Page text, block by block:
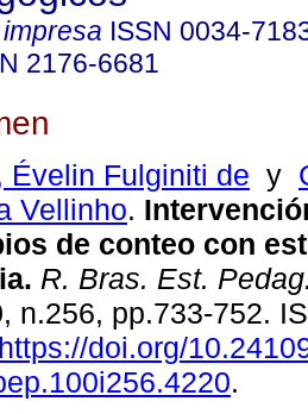
ISSN 0034-
2176-6681
Évelin Fulginiti de y
Vellinho.
de conteo con
R. Bras. Est.
n.256, pp.733-752.
https://doi.org/
.